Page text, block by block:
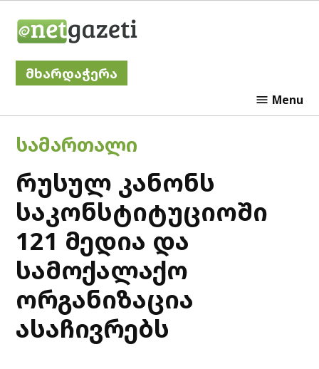
მხარდაჭერა
Menu
POSTED
IN
ᲡᲐᲛᲐᲠᲗᲐᲚᲘ
რუსულ კანონს
საკონსტიტუციოში
121 მედია და
სამოქალაქო
ორგანიზაცია
ასაჩივრებს